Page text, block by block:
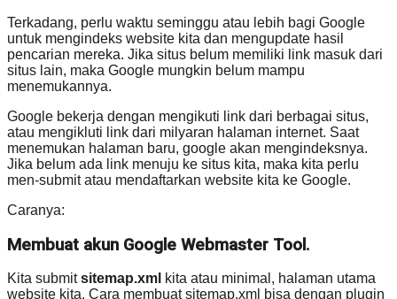
Terkadang, perlu waktu seminggu atau lebih bagi Google
untuk mengindeks website kita dan mengupdate hasil
pencarian mereka. Jika situs belum memiliki link masuk dari
situs lain, maka Google mungkin belum mampu
menemukannya.
Google bekerja dengan mengikuti link dari berbagai situs,
atau mengikluti link dari milyaran halaman internet. Saat
menemukan halaman baru, google akan mengindeksnya.
Jika belum ada link menuju ke situs kita, maka kita perlu
men-submit atau mendaftarkan website kita ke Google.
Caranya:
Membuat akun Google Webmaster Tool.
Kita submitsitemap.xml kita atau minimal, halaman utama
website kita. Cara membuat sitemap.xml bisa dengan plugin